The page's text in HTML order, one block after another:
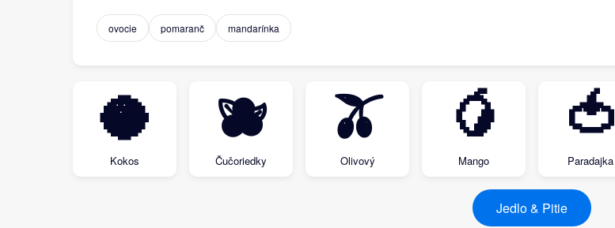
ovocie pomaranč mandarínka
🥥
Kokos
🫐
Čučoriedky
🫒
Olivový
🥭
Mango
🍅
Paradajka
Jedlo & Pitie